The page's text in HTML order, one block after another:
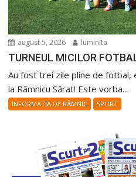
august 5, 2026 luminita
TURNEUL MICILOR
Au fost trei zile pline de fotbal,
la Râmnicu Sărat! Este vorba...
INFORMATIA DE RÂMNIC SPORT